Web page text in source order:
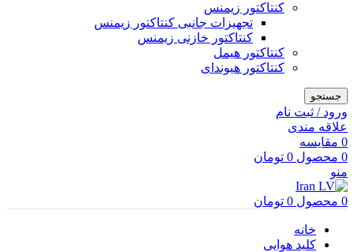
کنتاکتور زیمنس
تجهیزات جانبی کنتاکتور زیمنس
کنتاکتور خازنی زیمنس
کنتاکتور هیمل
کنتاکتور هیوندای
جستجو
ورود / ثبت نام
علاقه مندی
0 مقایسه
0 محصول 0 تومان
منو
0 محصول 0 تومان
خانه
کلید هوایی